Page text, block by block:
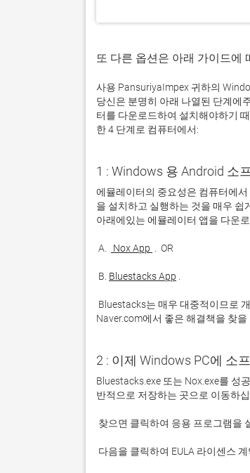
또 다른 옵션은 아래 가이드에
사용 PansuriyaImpex 귀하의
당신은 분명히 아래 나열된 단계에
터를 다운로드하여 설치해야하기
한 4 단계로 컴퓨터에서:
1 : Windows 용 Android 소
에뮬레이터의 중요성은 컴퓨터에
을 설치하고 실행하는 것을 매우 쉽
A. Nox App
B. Bluestacks App
Naver.com에서 좋은 해결책을 찾을
2 : 이제 Windows PC에 소
Bluestacks.exe 또는 Nox.exe를 성